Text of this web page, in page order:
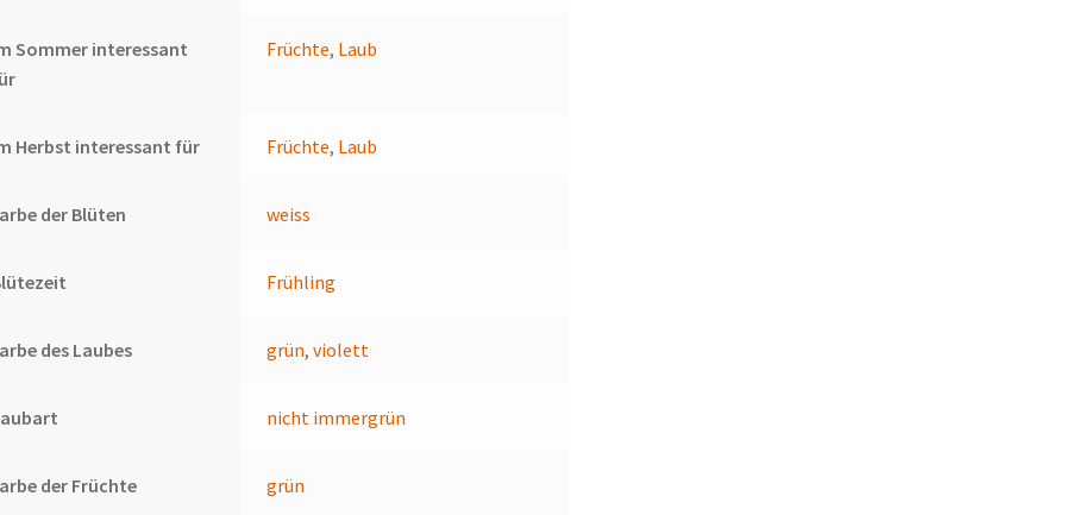
Sommer interessant
Früchte, Laub
Herbst interessant für Früchte, Laub
der Blüten weiss
Frühling
des Laubes grün,violett
nicht immergrün
der Früchte grün